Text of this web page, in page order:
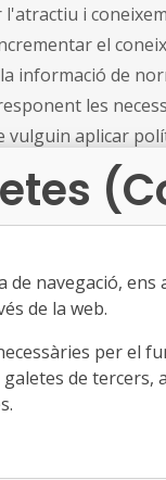
i
el
informació de
les
vulguin aplicar
a les
municipis per
calendari de
de la Generalitat i
matèries que
treballar
navegació,
de la web.
per el
de tercers,